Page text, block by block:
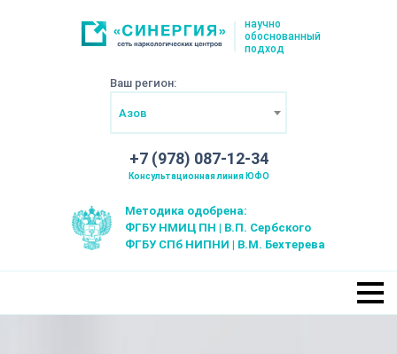
научно
обоснованный
подход
Ваш регион:
Азов
+7 (978) 087-12-34
Консультационная линия ЮФО
Методика одобрена:
ФГБУ НМИЦ ПН | В.П. Сербского
ФГБУ СПб НИПНИ | В.М. Бехтерева